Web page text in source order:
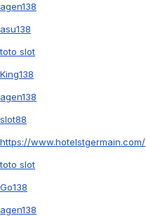
agen138
asu138
toto slot
King138
agen138
slot88
https://www.hotelstgermain.com/
toto slot
Go138
agen138